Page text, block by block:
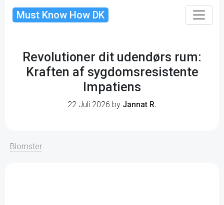
Must Know How DK
Revolutioner dit udendørs rum:
Kraften af sygdomsresistente
Impatiens
22 Juli 2026 by Jannat R.
Blomster